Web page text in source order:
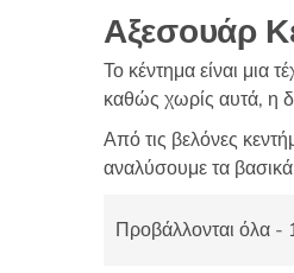
Αξεσουάρ
Το κέντημα είναι μια
καθώς χωρίς αυτά, η
Από τις βελόνες
αναλύσουμε τα βασικά
Προβάλλονται όλα -